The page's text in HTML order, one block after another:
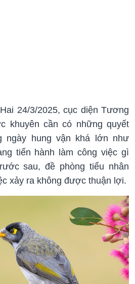
24/3/2025, cục diện Tương
khuyên cần có những quyết
ngày hung vận khá lớn như
tiến hành làm công việc gì
sau, đề phòng tiểu nhân
xảy ra không được thuận lợi.